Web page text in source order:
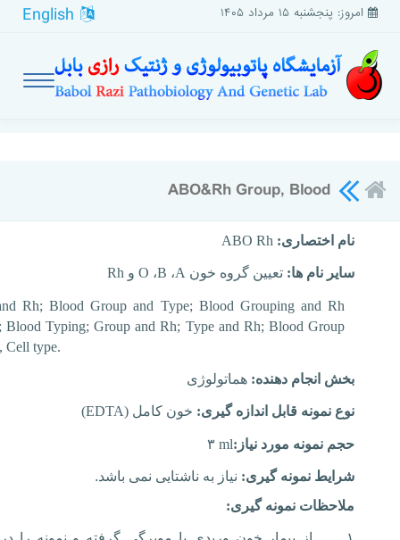
امروز: پنجشنبه ۱۵ مرداد ۱۴۰۵
ABO&Rh Group, Blood
نام اختصاری: ABO Rh
سایر نام ها: تعیین گروه خون A، B، O و Rh
Rh; Blood Group and Type; Blood Grouping and Rh
Blood Typing; Group and Rh; Type and Rh; Blood Group
Cell type.
بخش انجام دهنده: هماتولوژی
نوع نمونه قابل اندازه گیری: خون کامل (
EDTA
)
حجم نمونه مورد نیاز:۳ ml
شرایط نمونه گیری: نیاز به ناشتایی نمی باشد.
ملاحظات نمونه گیری: